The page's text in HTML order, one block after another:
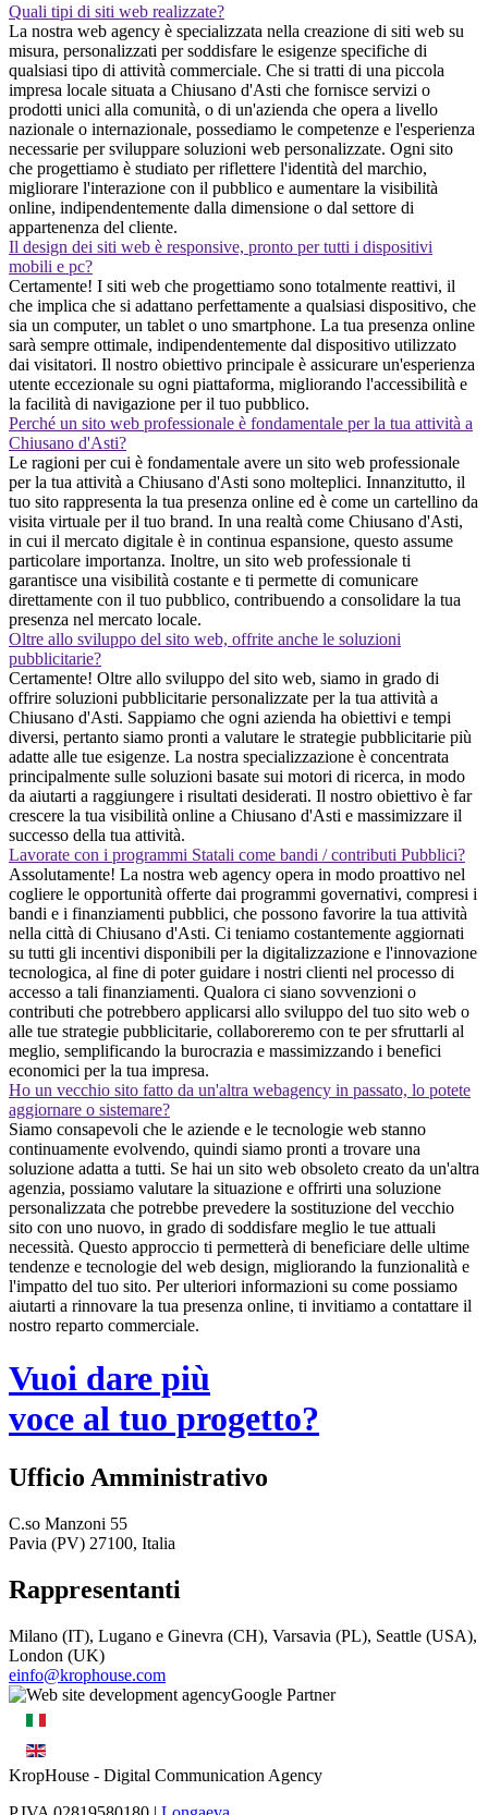
Quali tipi di siti web realizzate?
La nostra web agency è specializzata nella creazione di siti web su
misura, personalizzati per soddisfare le esigenze specifiche di
qualsiasi tipo di attività commerciale. Che si tratti di una piccola
impresa locale situata a Chiusano d'Asti che fornisce servizi o
prodotti unici alla comunità, o di un'azienda che opera a livello
nazionale o internazionale, possediamo le competenze e l'esperienza
necessarie per sviluppare soluzioni web personalizzate. Ogni sito
che progettiamo è studiato per riflettere l'identità del marchio,
migliorare l'interazione con il pubblico e aumentare la visibilità
online, indipendentemente dalla dimensione o dal settore di
appartenenza del cliente.
Il design dei siti web è responsive, pronto per tutti i dispositivi
mobili e pc?
Certamente! I siti web che progettiamo sono totalmente reattivi, il
che implica che si adattano perfettamente a qualsiasi dispositivo, che
sia un computer, un tablet o uno smartphone. La tua presenza online
sarà sempre ottimale, indipendentemente dal dispositivo utilizzato
dai visitatori. Il nostro obiettivo principale è assicurare un'esperienza
utente eccezionale su ogni piattaforma, migliorando l'accessibilità e
la facilità di navigazione per il tuo pubblico.
Perché un sito web professionale è fondamentale per la tua attività a
Chiusano d'Asti?
Le ragioni per cui è fondamentale avere un sito web professionale
per la tua attività a Chiusano d'Asti sono molteplici. Innanzitutto, il
tuo sito rappresenta la tua presenza online ed è come un cartellino da
visita virtuale per il tuo brand. In una realtà come Chiusano d'Asti,
in cui il mercato digitale è in continua espansione, questo assume
particolare importanza. Inoltre, un sito web professionale ti
garantisce una visibilità costante e ti permette di comunicare
direttamente con il tuo pubblico, contribuendo a consolidare la tua
presenza nel mercato locale.
Oltre allo sviluppo del sito web, offrite anche le soluzioni
pubblicitarie?
Certamente! Oltre allo sviluppo del sito web, siamo in grado di
offrire soluzioni pubblicitarie personalizzate per la tua attività a
Chiusano d'Asti. Sappiamo che ogni azienda ha obiettivi e tempi
diversi, pertanto siamo pronti a valutare le strategie pubblicitarie più
adatte alle tue esigenze. La nostra specializzazione è concentrata
principalmente sulle soluzioni basate sui motori di ricerca, in modo
da aiutarti a raggiungere i risultati desiderati. Il nostro obiettivo è far
crescere la tua visibilità online a Chiusano d'Asti e massimizzare il
successo della tua attività.
Lavorate con i programmi Statali come bandi / contributi Pubblici?
Assolutamente! La nostra web agency opera in modo proattivo nel
cogliere le opportunità offerte dai programmi governativi, compresi i
bandi e i finanziamenti pubblici, che possono favorire la tua attività
nella città di Chiusano d'Asti. Ci teniamo costantemente aggiornati
su tutti gli incentivi disponibili per la digitalizzazione e l'innovazione
tecnologica, al fine di poter guidare i nostri clienti nel processo di
accesso a tali finanziamenti. Qualora ci siano sovvenzioni o
contributi che potrebbero applicarsi allo sviluppo del tuo sito web o
alle tue strategie pubblicitarie, collaboreremo con te per sfruttarli al
meglio, semplificando la burocrazia e massimizzando i benefici
economici per la tua impresa.
Ho un vecchio sito fatto da un'altra webagency in passato, lo potete
aggiornare o sistemare?
Siamo consapevoli che le aziende e le tecnologie web stanno
continuamente evolvendo, quindi siamo pronti a trovare una
soluzione adatta a tutti. Se hai un sito web obsoleto creato da un'altra
agenzia, possiamo valutare la situazione e offrirti una soluzione
personalizzata che potrebbe prevedere la sostituzione del vecchio
sito con uno nuovo, in grado di soddisfare meglio le tue attuali
necessità. Questo approccio ti permetterà di beneficiare delle ultime
tendenze e tecnologie del web design, migliorando la funzionalità e
l'impatto del tuo sito. Per ulteriori informazioni su come possiamo
aiutarti a rinnovare la tua presenza online, ti invitiamo a contattare il
nostro reparto commerciale.
Vuoi dare più
voce al tuo progetto?
Ufficio Amministrativo
C.so Manzoni 55
Pavia (PV) 27100, Italia
Rappresentanti
Milano (IT), Lugano e Ginevra (CH), Varsavia (PL), Seattle (USA),
London (UK)
einfo@krophouse.com
KropHouse - Digital Communication Agency